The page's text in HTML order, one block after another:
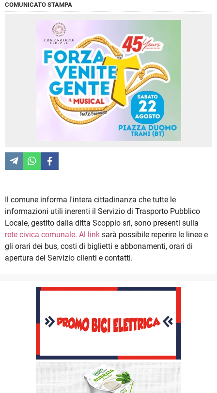
COMUNICATO STAMPA
Il comune informa l'intera cittadinanza che tutte le
informazioni utili inerenti il Servizio di Trasporto Pubblico
Locale, gestito dalla ditta Scoppio srl, sono presenti sulla
rete civica comunale. Al link sarà possibile reperire le linee e
gli orari dei bus, costi di biglietti e abbonamenti, orari di
apertura del Servizio clienti e contatti.